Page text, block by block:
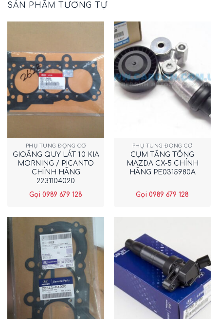
SẢN PHẨM TƯƠNG TỰ
PHỤ TÙNG ĐỘNG CƠ
GIOĂNG QUY LÁT 1.0 KIA
MORNING / PICANTO
CHÍNH HÃNG
2231104020
Gọi 0989 679 128
PHỤ TÙNG ĐỘNG CƠ
CỤM TĂNG TỔNG
MAZDA CX-5 CHÍNH
HÃNG PE0315980A
Gọi 0989 679 128